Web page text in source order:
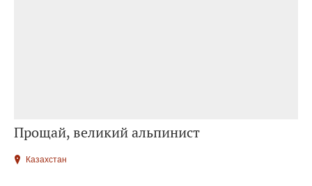
Прощай, великий альпинист
Казахстан